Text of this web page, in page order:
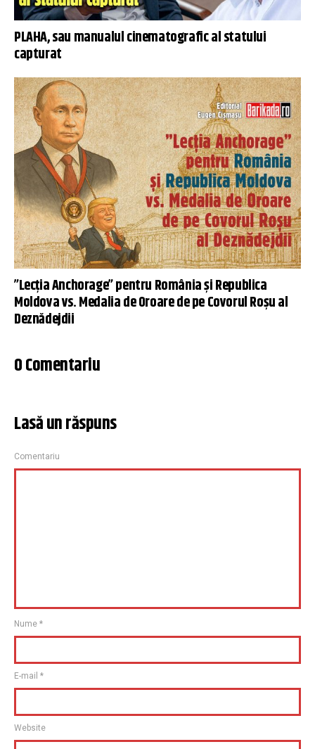
PLAHA, sau manualul cinematografic al statului
capturat
”Lecția Anchorage” pentru România și Republica
Moldova vs. Medalia de Oroare de pe Covorul Roșu al
Deznădejdii
0 Comentariu
Lasă un răspuns
Comentariu
Nume *
E-mail *
Website